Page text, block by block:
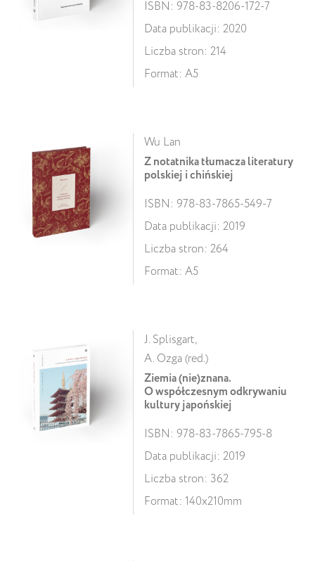
ISBN: 978-83-8206-172-7
Data publikacji: 2020
Liczba stron: 214
Format: A5
Wu Lan
Z notatnika tłumacza literatury
polskiej i chińskiej
ISBN: 978-83-7865-549-7
Data publikacji: 2019
Liczba stron: 264
Format: A5
J. Splisgart,
A. Ozga (red.)
Ziemia (nie)znana.
O współczesnym odkrywaniu
kultury japońskiej
ISBN: 978-83-7865-795-8
Data publikacji: 2019
Liczba stron: 362
Format: 140x210mm